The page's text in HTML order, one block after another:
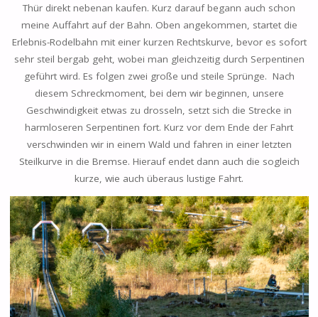
Thür direkt nebenan kaufen. Kurz darauf begann auch schon
meine Auffahrt auf der Bahn. Oben angekommen, startet die
Erlebnis-Rodelbahn mit einer kurzen Rechtskurve, bevor es sofort
sehr steil bergab geht, wobei man gleichzeitig durch Serpentinen
geführt wird. Es folgen zwei große und steile Sprünge. Nach
diesem Schreckmoment, bei dem wir beginnen, unsere
Geschwindigkeit etwas zu drosseln, setzt sich die Strecke in
harmloseren Serpentinen fort. Kurz vor dem Ende der Fahrt
verschwinden wir in einem Wald und fahren in einer letzten
Steilkurve in die Bremse. Hierauf endet dann auch die sogleich
kurze, wie auch überaus lustige Fahrt.